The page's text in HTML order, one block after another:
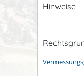
Hinweise
-